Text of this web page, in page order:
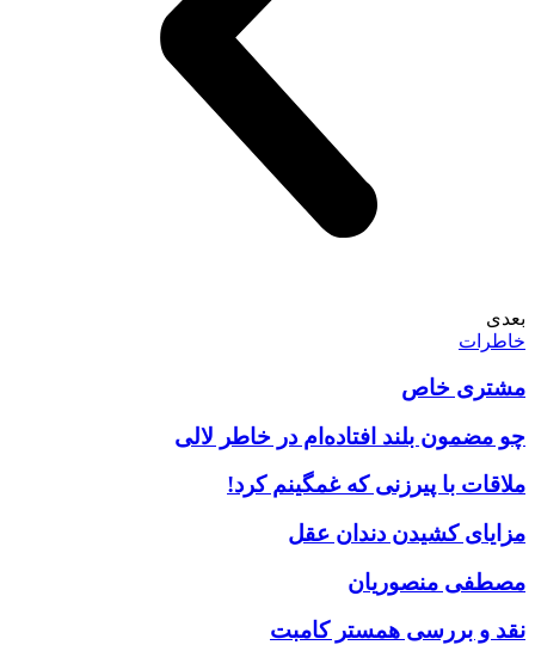
بعدی
خاطرات
مشتری خاص
چو مضمون بلند افتاده‌ام در خاطر لالی
ملاقات با پیرزنی که غمگینم کرد!
مزایای کشیدن دندان عقل
مصطفی منصوریان
نقد و بررسی همستر کامبت